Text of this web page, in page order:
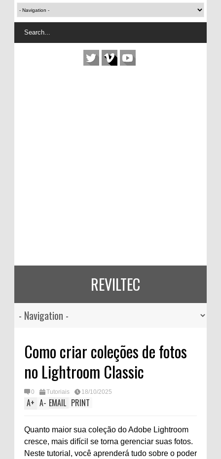
REVILTEC
Como criar coleções de fotos
no Lightroom Classic
0 Tutoriais 18/10/2025
A+ A- EMAIL PRINT
Quanto maior sua coleção do Adobe Lightroom
cresce, mais difícil se torna gerenciar suas fotos.
Neste tutorial, você aprenderá tudo sobre o poder